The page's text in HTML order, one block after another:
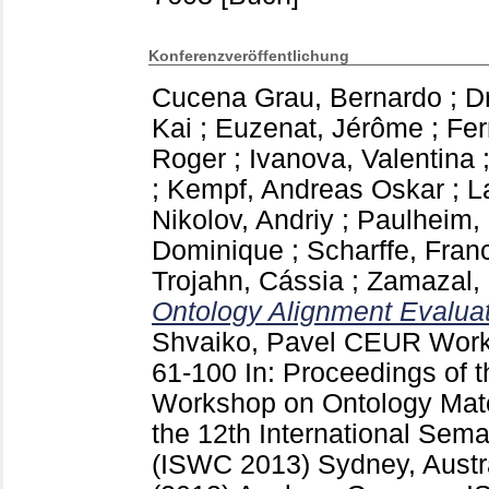
Konferenzveröffentlichung
Cucena Grau, Bernardo ;
Kai ; Euzenat, Jérôme ;
Roger ; Ivanova, Valentina
; Kempf, Andreas Oskar ;
Nikolov, Andriy ; Paulheim,
Dominique ; Scharffe,
Trojahn, Cássia ; Zamazal,
Ontology Alignment
Shvaiko, Pavel CEUR
61-100 In: Proceedings of
Workshop on Ontology
the 12th International
(ISWC 2013) Sydney,